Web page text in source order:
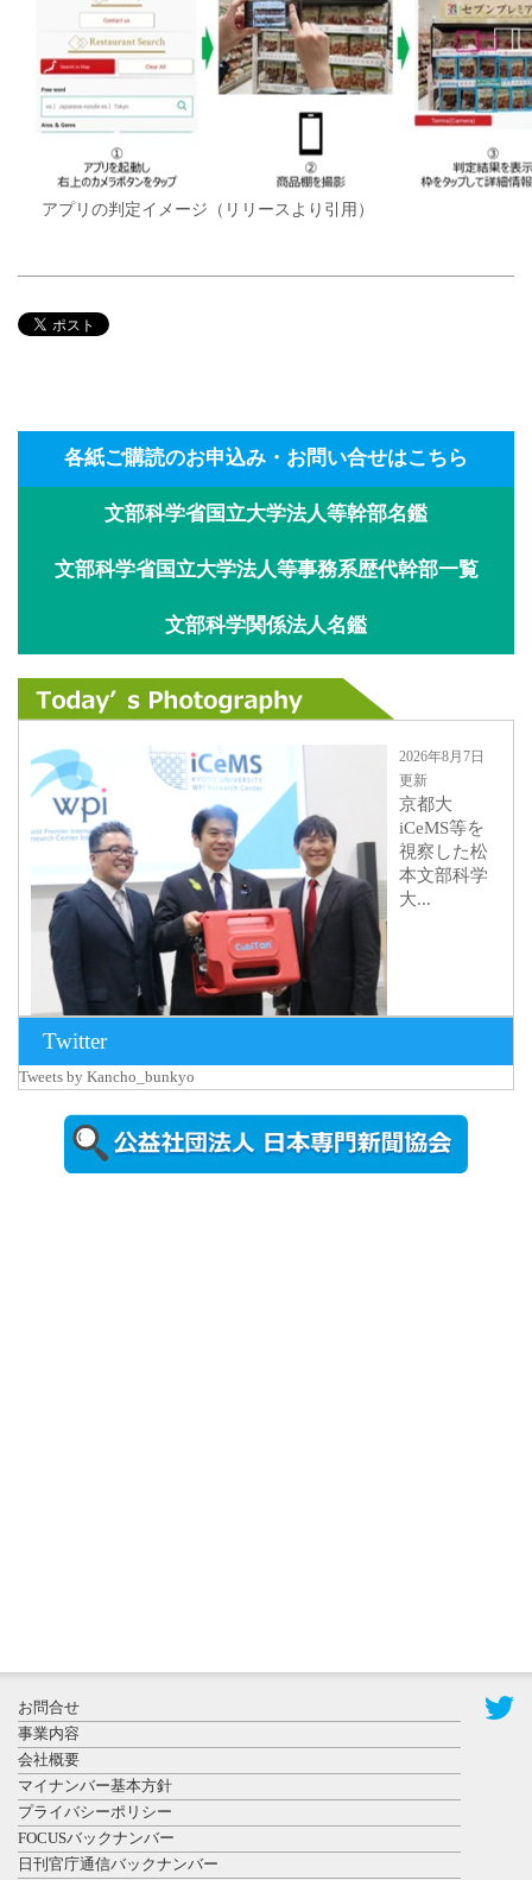
アプリの判定イメージ（リリースより引用）
各紙ご購読のお申込み・お問い合せはこちら
文部科学省国立大学法人等幹部名鑑
文部科学省国立大学法人等事務系歴代幹部一覧
文部科学関係法人名鑑
2026年8月7日
更新
京都大
iCeMS等を
視察した松
本文部科学
大...
2026年8月5日
更新
農工大で大
登録有形文
化財となっ
た東北大植
物園八...
Twitter
Tweets by Kancho_bunkyo
お問合せ
事業内容
会社概要
マイナンバー基本方針
プライバシーポリシー
FOCUSバックナンバー
日刊官庁通信バックナンバー